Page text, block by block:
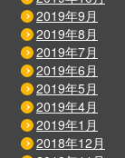
2019年9月
2019年8月
2019年7月
2019年6月
2019年5月
2019年4月
2019年1月
2018年12月